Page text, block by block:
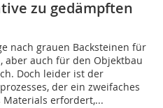
zu gedämpften
nach grauen Backsteinen für
aber auch für den Objektbau
Doch leider ist der
der ein zweifaches
Materials erfordert,...